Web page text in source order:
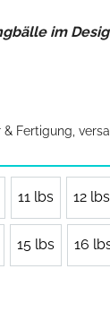
im
Fertigung,
11 lbs 12 lbs
15 lbs 16